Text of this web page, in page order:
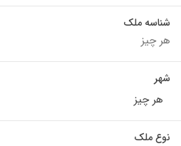
شناسه ملک
شهر
هر چیز
نوع ملک